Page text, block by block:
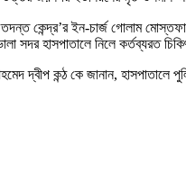
তদন্ত কেন্দ্র’র ইন-চার্জ গোলাম
সদর হাসপাতালে নিলে কর্তব্যরত
দ্বীপ কন্ঠ কে জানান, হাসপাতালে